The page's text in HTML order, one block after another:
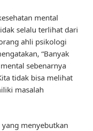
mental
selalu terlihat dari
ahli psikologi
“Banyak
sebenarnya
tidak bisa melihat
masalah
menyebutkan